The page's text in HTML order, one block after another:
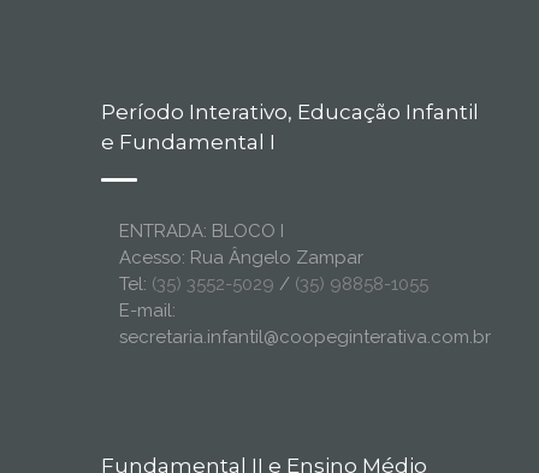
Período Interativo, Educação Infantil
e Fundamental I
ENTRADA: BLOCO I
Acesso: Rua Ângelo Zampar
Tel: (35) 3552-5029 / (35) 98858-1055
E-mail:
secretaria.infantil@coopeginterativa.com.br
Fundamental II e Ensino Médio